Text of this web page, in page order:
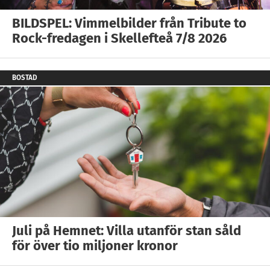
BILDSPEL: Vimmelbilder från Tribute to
Rock-fredagen i Skellefteå 7/8 2026
BOSTAD
Juli på Hemnet: Villa utanför stan såld
för över tio miljoner kronor